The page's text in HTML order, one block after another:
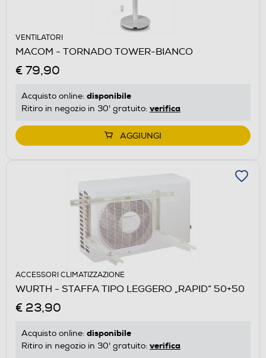
VENTILATORI
MACOM - TORNADO TOWER-BIANCO
€ 79,90
Acquisto online: disponibile
Ritiro in negozio in 30' gratuito: verifica
AGGIUNGI
ACCESSORI CLIMATIZZAZIONE
WURTH - STAFFA TIPO LEGGERO „RAPID“ 50+50
€ 23,90
Acquisto online: disponibile
Ritiro in negozio in 30' gratuito: verifica